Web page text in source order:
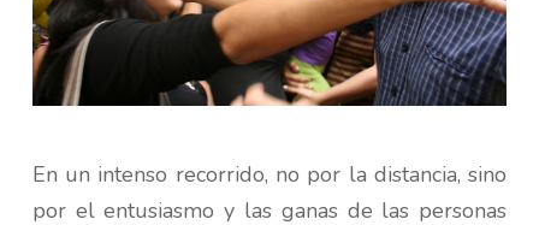
En un intenso recorrido, no por la distancia, sino
por el entusiasmo y las ganas de las personas